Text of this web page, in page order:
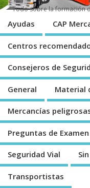
Todo sobre la formación
Ayudas CAP
Centros
Consejeros de
General Material
Mercancí­as
Preguntas de Examen
Seguridad Vial
Transportistas